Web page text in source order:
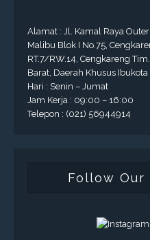
Alamat : Jl. Kamal Raya
Malibu Blok I No.75,
RT.7/RW.14, Cengkareng
Barat, Daerah Khusus Ibukota
Hari : Senin – Jumat
Jam Kerja : 09:00 – 16:00
Telepon : (021) 56944914
Follow Our